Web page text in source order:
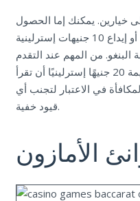
خيارين. يمكنك إما الحصول
على 10 جنيهات إسترلينية مجانًا، أو إيداع 10 جنيهات إسترلينية
للعبة البنغو. من المهم عند التقدم
للحصول على مكافأة بنغو مجانية بقيمة 20 جنيهًا إسترلينيًا أن تقرأ
في الاعتبار لتجنب أي
قيود خفية.
الأمازون